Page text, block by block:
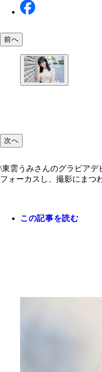
前へ
次へ
\東雲うみさんのグラビア
フォーカスし、撮影にまつ
この記事を読む